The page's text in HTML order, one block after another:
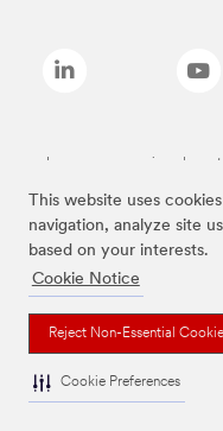
This website uses
navigation, analyze site
based on your interests.
Cookie Notice
Reject Non-Essential
Cookie Preferences
Las marcas mencionadas